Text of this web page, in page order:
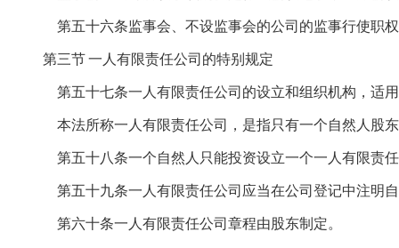
第五十六条监事会、不设监事会的公司的监事行使职
第三节一人有限责任公司的特别规定
第五十七条一人有限责任公司的设立和组织机构，适
本法所称一人有限责任公司，是指只有一个自然人股
第五十八条一个自然人只能投资设立一个一人有限责
第五十九条一人有限责任公司应当在公司登记中注明
第六十条一人有限责任公司章程由股东制定。